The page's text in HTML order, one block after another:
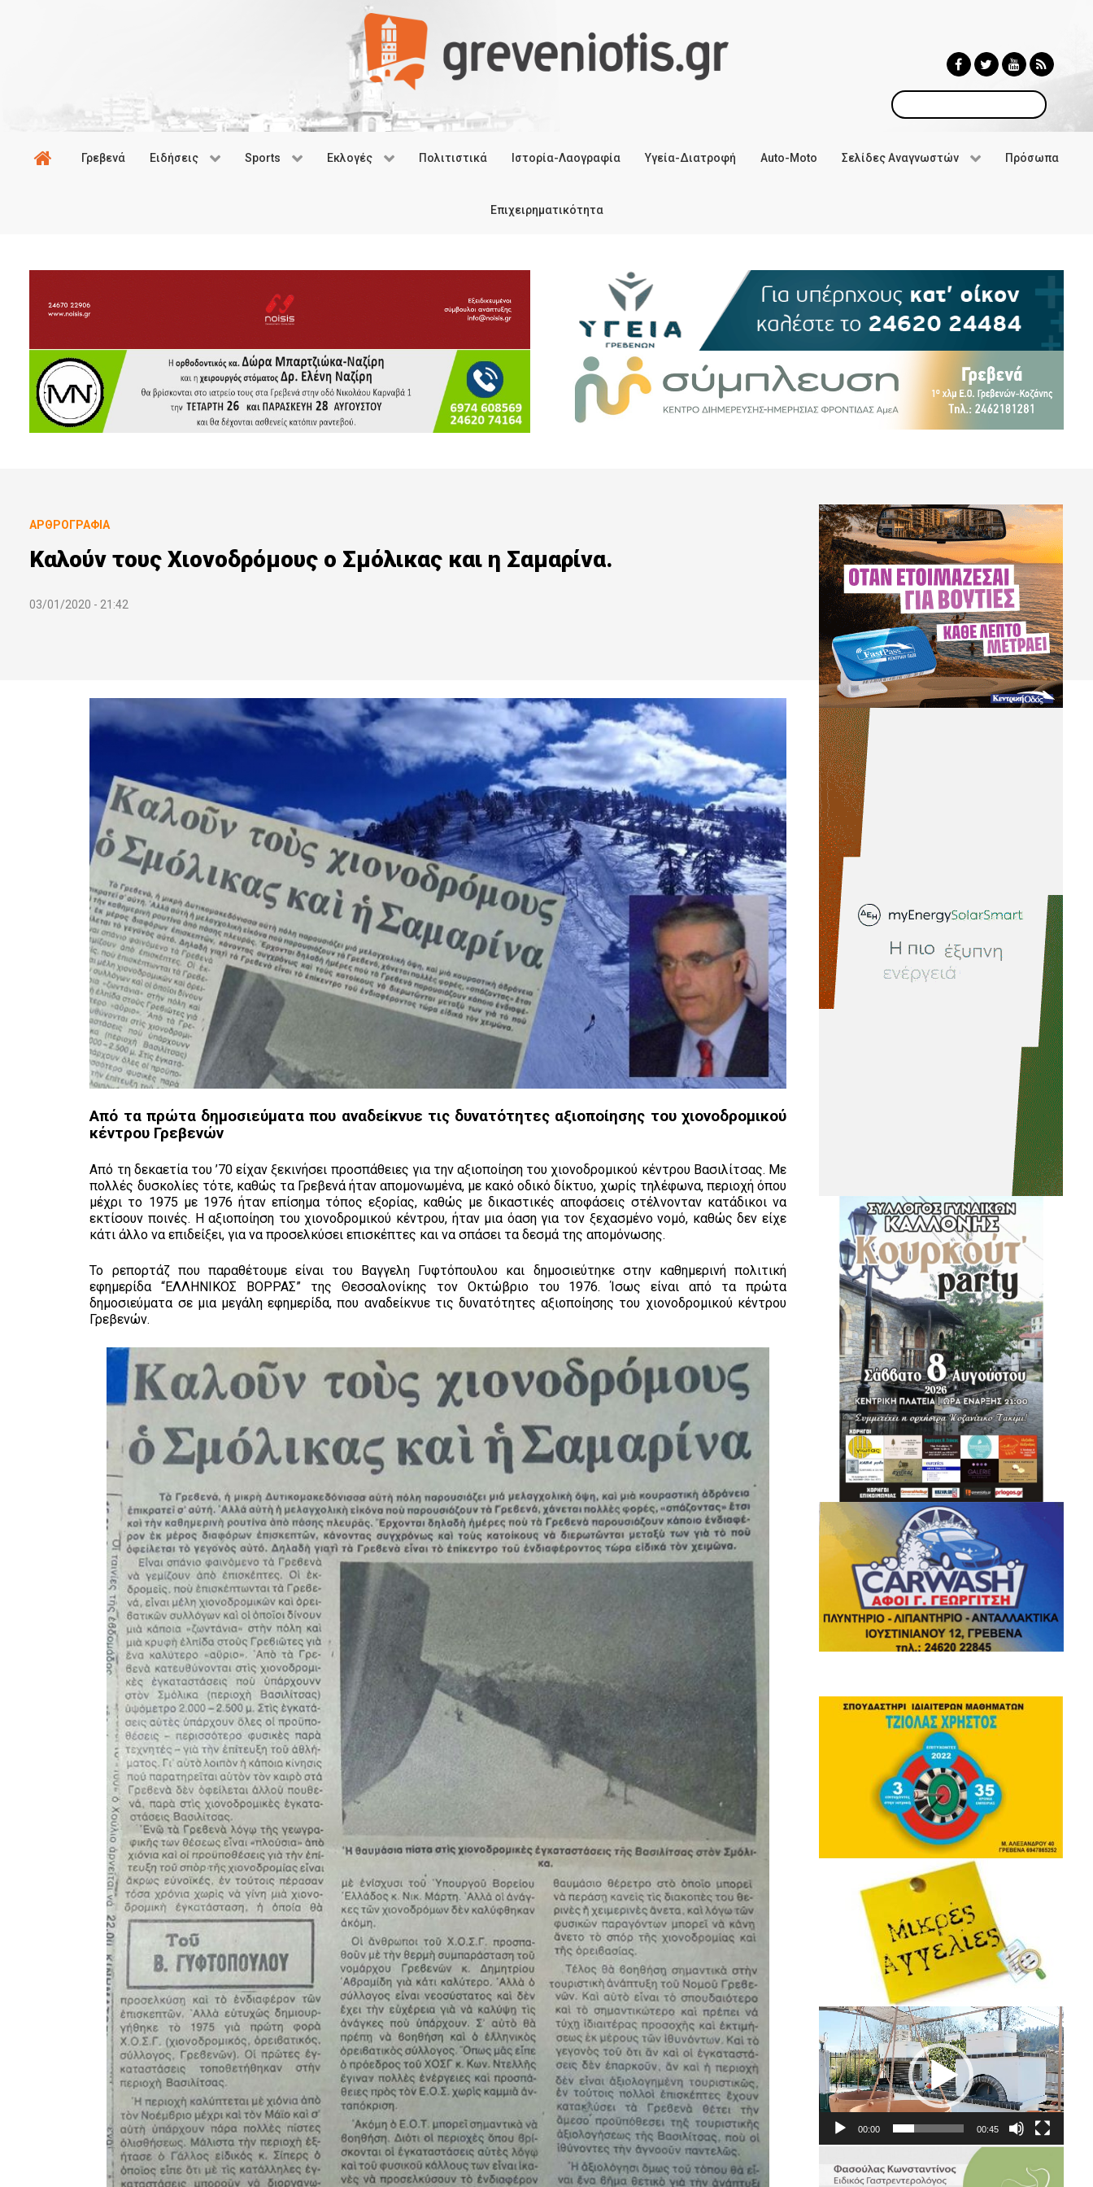
Αναζήτηση
Γρεβενά Ειδήσεις Sports Εκλογές Πολιτιστικά Ιστορία-Λαογραφία Υγεία-Διατροφή Auto-Moto Σελίδες Αναγνωστών Πρόσωπα
Επιχειρηματικότητα
ΑΡΘΡΟΓΡΑΦΊΑ
Καλούν τους Χιονοδρόμους ο Σμόλικας και η Σαμαρίνα.
03/01/2020 - 21:42
Από τα πρώτα δημοσιεύματα που αναδείκνυε τις δυνατότητες αξιοποίησης του χιονοδρομικού
κέντρου Γρεβενών
Από τη δεκαετία του ’70 είχαν ξεκινήσει προσπάθειες για την αξιοποίηση του χιονοδρομικού κέντρου Βασιλίτσας. Με
πολλές δυσκολίες τότε, καθώς τα Γρεβενά ήταν απομονωμένα, με κακό οδικό δίκτυο, χωρίς τηλέφωνα, περιοχή όπου
μέχρι το 1975 με 1976 ήταν επίσημα τόπος εξορίας, καθώς με δικαστικές αποφάσεις στέλνονταν κατάδικοι να
εκτίσουν ποινές. Η αξιοποίηση του χιονοδρομικού κέντρου, ήταν μια όαση για τον ξεχασμένο νομό, καθώς δεν είχε
κάτι άλλο να επιδείξει, για να προσελκύσει επισκέπτες και να σπάσει τα δεσμά της απομόνωσης.
Το ρεπορτάζ που παραθέτουμε είναι του Βαγγελη Γυφτόπουλου και δημοσιεύτηκε στην καθημερινή πολιτική
εφημερίδα “ΕΛΛΗΝΙΚΟΣ ΒΟΡΡΑΣ” της Θεσσαλονίκης τον Οκτώβριο του 1976. Ίσως είναι από τα πρώτα
δημοσιεύματα σε μια μεγάλη εφημερίδα, που αναδείκνυε τις δυνατότητες αξιοποίησης του χιονοδρομικού κέντρου
Γρεβενών.
Πρόγραμμα
Αναπαραγωγής
Βίντεο
00:00 00:45